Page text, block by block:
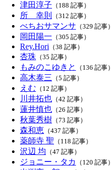
津田淳子 （188 記事）
所 幸則 （312 記事）
べちおサマンサ （329 記事）
岡田陽一 （305 記事）
Rey.Hori （38 記事）
杏珠 （35 記事）
もみのこゆきと （136 記事）
高木泰三 （5 記事）
えむ （12 記事）
川井拓也 （42 記事）
蓮井慎也 （26 記事）
秋葉秀樹 （73 記事）
森和恵 （437 記事）
薬師寺 聖 （118 記事）
沢辺 均 （47 記事）
ジョニー・タカ （120 記事）